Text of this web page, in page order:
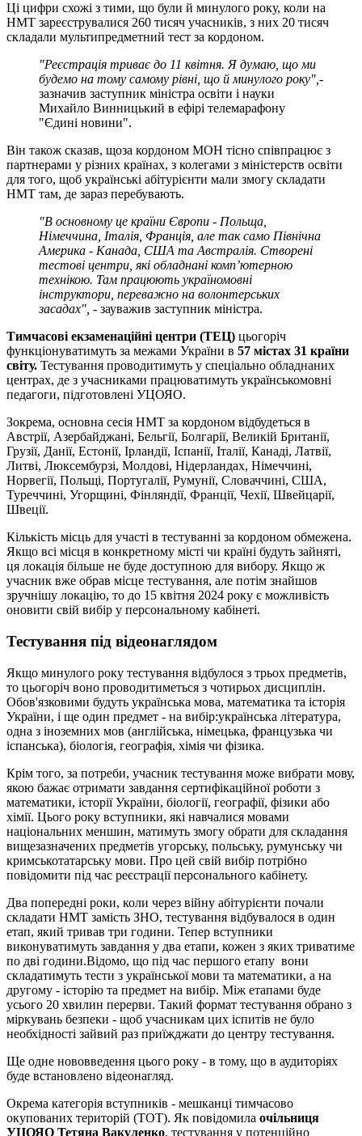
Ці цифри схожі з тими, що були й минулого року, коли на
НМТ зареєструвалися 260 тисяч учасників, з них 20 тисяч
складали мультипредметний тест за кордоном.
"Реєстрація триває до 11 квітня. Я думаю, що ми
будемо на тому самому рівні, що й минулого року",-
зазначив заступник міністра освіти і науки
Михайло Винницький в ефірі телемарафону
"Єдині новини".
Він також сказав, щоза кордоном МОН тісно співпрацює з
партнерами у різних країнах, з колегами з міністерств освіти
для того, щоб українські абітурієнти мали змогу складати
НМТ там, де зараз перебувають.
"В основному це країни Європи - Польща,
Німеччина, Італія, Франція, але так само Північна
Америка - Канада, США та Австралія. Створені
тестові центри, які обладнані комп’ютерною
технікою. Там працюють україномовні
інструктори, переважно на волонтерських
засадах", - зауважив заступник міністра.
Тимчасові екзаменаційні центри (ТЕЦ) цьогоріч
функціонуватимуть за межами України в 57 містах 31 країни
світу. Тестування проводитимуть у спеціально обладнаних
центрах, де з учасниками працюватимуть українськомовні
педагоги, підготовлені УЦОЯО.
Зокрема, основна сесія НМТ за кордоном відбудеться в
Австрії, Азербайджані, Бельгії, Болгарії, Великій Британії,
Грузії, Данії, Естонії, Ірландії, Іспанії, Італії, Канаді, Латвії,
Литві, Люксембурзі, Молдові, Нідерландах, Німеччині,
Норвегії, Польщі, Португалії, Румунії, Словаччині, США,
Туреччині, Угорщині, Фінляндії, Франції, Чехії, Швейцарії,
Швеції.
Кількість місць для участі в тестуванні за кордоном обмежена.
Якщо всі місця в конкретному місті чи країні будуть зайняті,
ця локація більше не буде доступною для вибору. Якщо ж
учасник вже обрав місце тестування, але потім знайшов
зручнішу локацію, то до 15 квітня 2024 року є можливість
оновити свій вибір у персональному кабінеті.
Тестування під відеонаглядом
Якщо минулого року тестування відбулося з трьох предметів,
то цьогоріч воно проводитиметься з чотирьох дисциплін.
Обов'язковими будуть українська мова, математика та історія
України, і ще один предмет - на вибір:українська література,
одна з іноземних мов (англійська, німецька, французька чи
іспанська), біологія, географія, хімія чи фізика.
Крім того, за потреби, учасник тестування може вибрати мову,
якою бажає отримати завдання сертифікаційної роботи з
математики, історії України, біології, географії, фізики або
хімії. Цього року вступники, які навчалися мовами
національних меншин, матимуть змогу обрати для складання
вищезазначених предметів угорську, польську, румунську чи
кримськотатарську мови. Про цей свій вибір потрібно
повідомити під час реєстрації персонального кабінету.
Два попередні роки, коли через війну абітурієнти почали
складати НМТ замість ЗНО, тестування відбувалося в один
етап, який тривав три години. Тепер вступники
виконуватимуть завдання у два етапи, кожен з яких триватиме
по дві години.Відомо, що під час першого етапу вони
складатимуть тести з української мови та математики, а на
другому - історію та предмет на вибір. Між етапами буде
усього 20 хвилин перерви. Такий формат тестування обрано з
міркувань безпеки - щоб учасникам цих іспитів не було
необхідності зайвий раз приїжджати до центру тестування.
Ще одне нововведення цього року - в тому, що в аудиторіях
буде встановлено відеонагляд.
Окрема категорія вступників - мешканці тимчасово
окупованих територій (ТОТ). Як повідомила очільниця
УЦОЯО Тетяна Вакуленко, тестування у потенційно